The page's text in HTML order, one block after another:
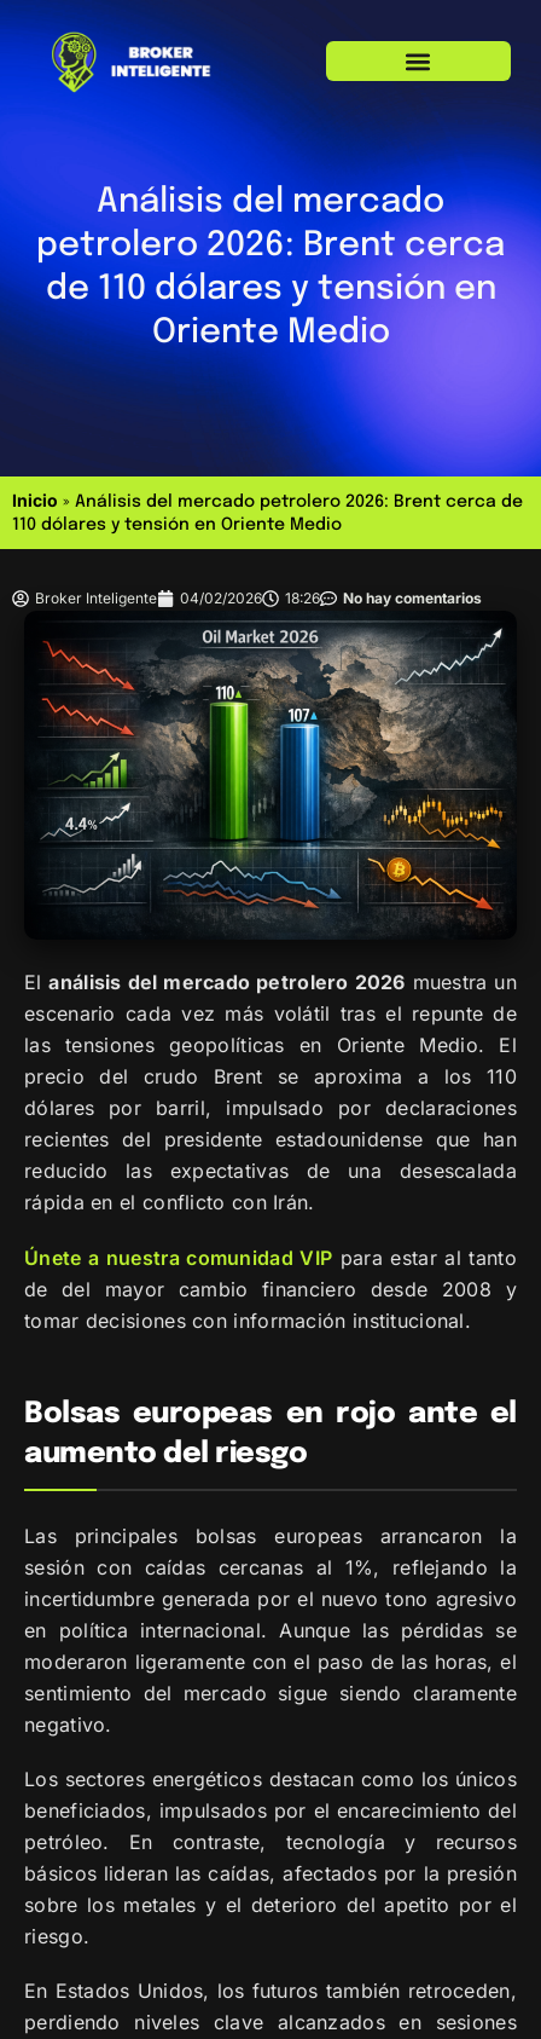
Análisis del mercado
petrolero 2026: Brent cerca
de 110 dólares y tensión en
Oriente Medio
Inicio » Análisis del mercado petrolero 2026: Brent cerca de
110 dólares y tensión en Oriente Medio
Broker Inteligente 04/02/2026 18:26 No hay comentarios
Elanálisis del mercado petrolero 2026 muestra un
escenario cada vez más volátil tras el repunte de
las tensiones geopolíticas en Oriente Medio. El
precio del crudo Brent se aproxima a los 110
dólares por barril, impulsado por declaraciones
recientes del presidente estadounidense que han
reducido las expectativas de una desescalada
rápida en el conflicto con Irán.
Únete a nuestra comunidad VIP para estar al tanto
de del mayor cambio financiero desde 2008 y
tomar decisiones con información institucional.
Bolsas europeas en rojo ante el
aumento del riesgo
Las principales bolsas europeas arrancaron la
sesión con caídas cercanas al 1%, reflejando la
incertidumbre generada por el nuevo tono agresivo
en política internacional. Aunque las pérdidas se
moderaron ligeramente con el paso de las horas, el
sentimiento del mercado sigue siendo claramente
negativo.
Los sectores energéticos destacan como los únicos
beneficiados, impulsados por el encarecimiento del
petróleo. En contraste, tecnología y recursos
básicos lideran las caídas, afectados por la presión
sobre los metales y el deterioro del apetito por el
riesgo.
En Estados Unidos, los futuros también retroceden,
perdiendo niveles clave alcanzados en sesiones